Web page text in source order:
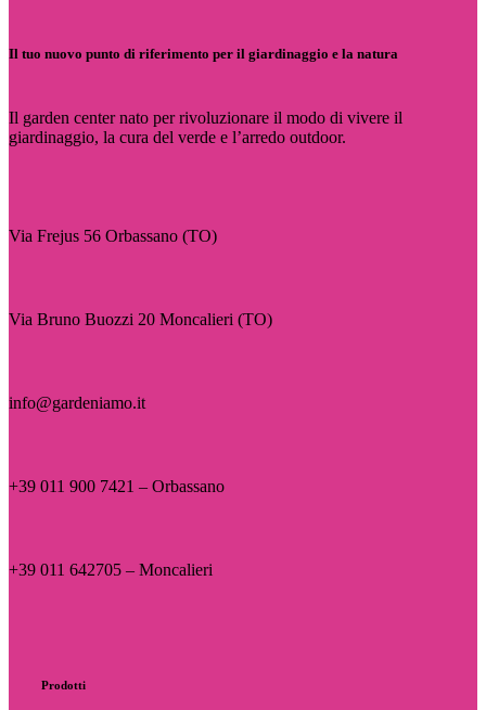
Il tuo nuovo punto di riferimento per il giardinaggio e la natura
Il garden center nato per rivoluzionare il modo di vivere il
giardinaggio, la cura del verde e l’arredo outdoor.
Via Frejus 56 Orbassano (TO)
Via Bruno Buozzi 20 Moncalieri (TO)
info@gardeniamo.it
+39 011 900 7421 – Orbassano
+39 011 642705 – Moncalieri
Prodotti